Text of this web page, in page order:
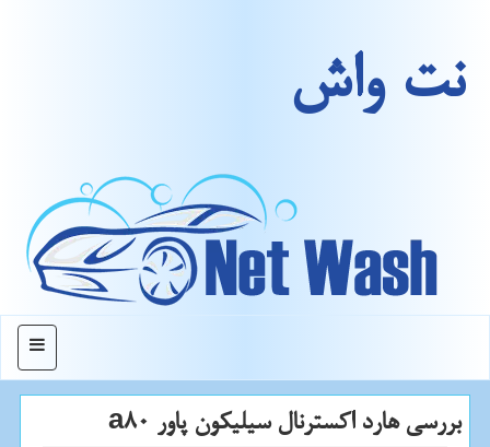
نت واش
منو
بررسی هارد اكسترنال سیلیكون پاور a80